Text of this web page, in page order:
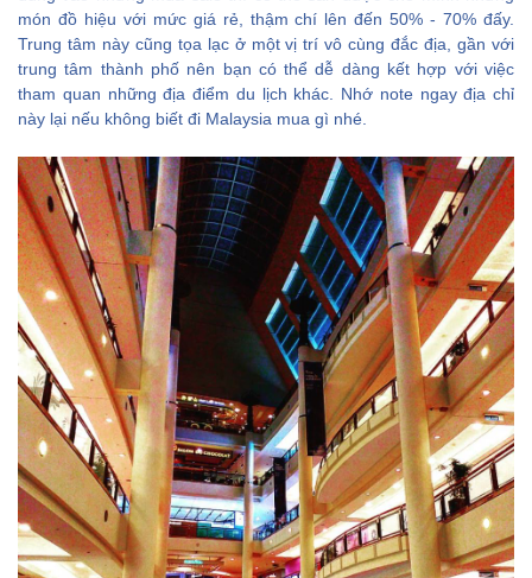
món đồ hiệu với mức giá rẻ, thậm chí lên đến 50% - 70% đấy.
Trung tâm này cũng tọa lạc ở một vị trí vô cùng đắc địa, gần với
trung tâm thành phố nên bạn có thể dễ dàng kết hợp với việc
tham quan những địa điểm du lịch khác. Nhớ note ngay địa chỉ
này lại nếu không biết đi Malaysia mua gì nhé.